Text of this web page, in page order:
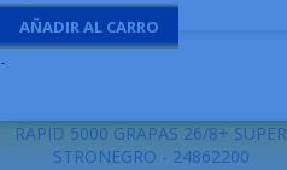
AÑADIR AL CARRO
-
RAPID 5000 GRAPAS 26/8+ SUPER
STRONEGRO - 24862200